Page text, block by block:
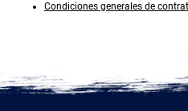
Condiciones generales de